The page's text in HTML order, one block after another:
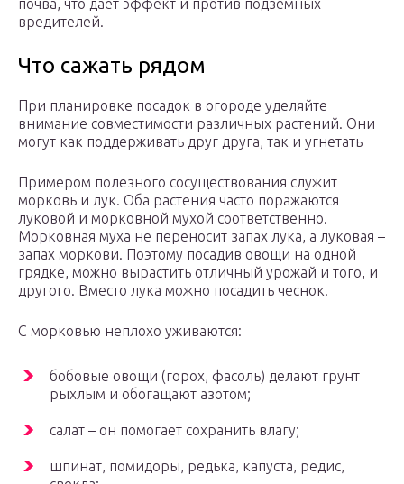
почва, что дает эффект и против подземных
вредителей.
Что сажать рядом
При планировке посадок в огороде уделяйте
внимание совместимости различных растений. Они
могут как поддерживать друг друга, так и угнетать
Примером полезного сосуществования служит
морковь и лук. Оба растения часто поражаются
луковой и морковной мухой соответственно.
Морковная муха не переносит запах лука, а луковая –
запах моркови. Поэтому посадив овощи на одной
грядке, можно вырастить отличный урожай и того, и
другого. Вместо лука можно посадить чеснок.
С морковью неплохо уживаются:
бобовые овощи (горох, фасоль) делают грунт
рыхлым и обогащают азотом;
салат – он помогает сохранить влагу;
шпинат, помидоры, редька, капуста, редис,